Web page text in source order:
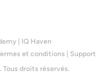
IQ Haven
et conditions
Support
droits réservés.